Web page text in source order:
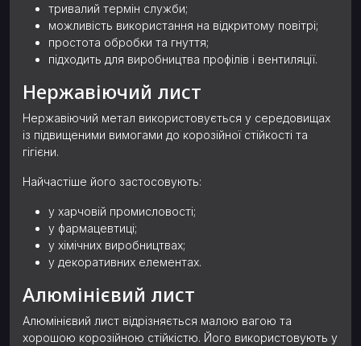
тривалий термін служби;
можливість використання на відкритому повітрі;
простота обробки та гнуття;
підходить для виробництва профілів і вентиляції.
Нержавіючий лист
Нержавіючий метал використовується у середовищах
із підвищеними вимогами до корозійної стійкості та
гігієни.
Найчастіше його застосовують:
у харчовій промисловості;
у фармацевтиці;
у хімічних виробництвах;
у декоративних елементах.
Алюмінієвий лист
Алюмінієвий лист відрізняється малою вагою та
хорошою корозійною стійкістю. Його використовують у